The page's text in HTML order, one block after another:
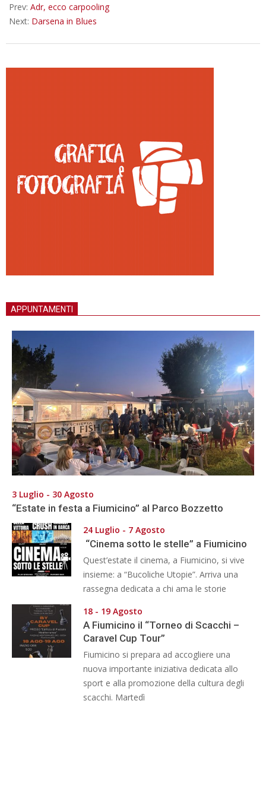
Prev: Adr, ecco carpooling
Next: Darsena in Blues
APPUNTAMENTI
3 Luglio - 30 Agosto
“Estate in festa a Fiumicino” al Parco Bozzetto
24 Luglio - 7 Agosto
“Cinema sotto le stelle” a Fiumicino
Quest’estate il cinema, a Fiumicino, si vive
insieme: a “Bucoliche Utopie”. Arriva una
rassegna dedicata a chi ama le storie
18 - 19 Agosto
A Fiumicino il “Torneo di Scacchi –
Caravel Cup Tour”
Fiumicino si prepara ad accogliere una
nuova importante iniziativa dedicata allo
sport e alla promozione della cultura degli
scacchi. Martedì